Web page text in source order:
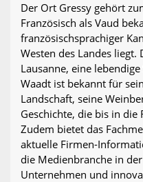
Der Ort Gressy gehört
Französisch als Vaud
französischsprachiger
Westen des Landes
Lausanne, eine
Waadt ist bekannt für
Landschaft, seine
Geschichte, die bis in
Zudem bietet das
aktuelle Firmen-
die Medienbranche in
Unternehmen und